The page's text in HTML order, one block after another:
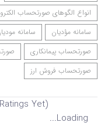
انواع الگوهای صورتحساب
سامانه مؤدیان
سامانه
صورتحساب پیمانکاری
صورتحساب فروش ارز
(No Ratings Yet)
Loading...